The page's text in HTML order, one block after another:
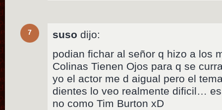
7 suso dijo:
podian fichar al señor q hizo a los
Colinas Tienen Ojos para q se
yo el actor me d aigual pero el
dientes lo veo realmente dificil…
no como Tim Burton xD